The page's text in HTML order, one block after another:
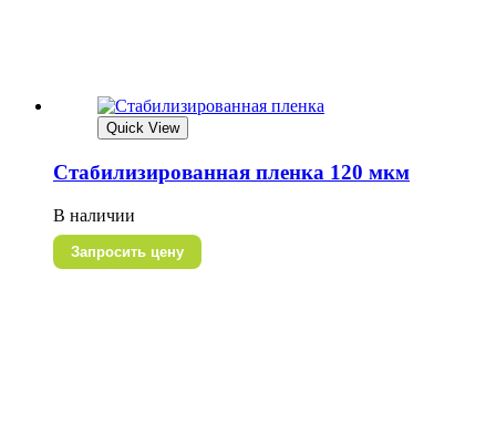
Quick View
Стабилизированная пленка 120 мкм
В наличии
Запросить цену